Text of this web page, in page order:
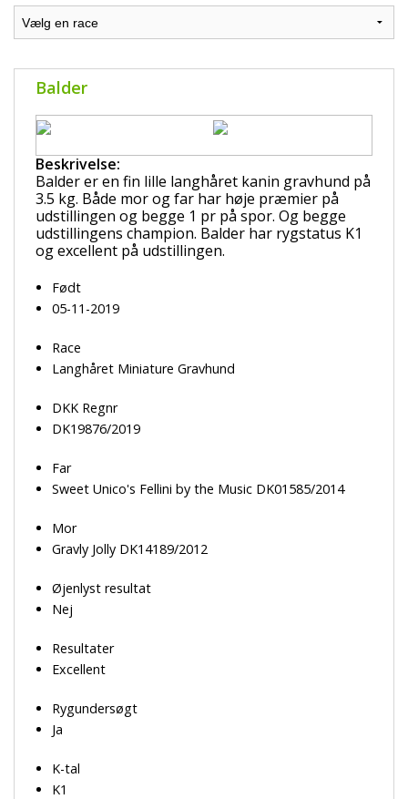
Balder
Beskrivelse:
Balder er en fin lille langhåret kanin gravhund på
3.5 kg. Både mor og far har høje præmier på
udstillingen og begge 1 pr på spor. Og begge
udstillingens champion. Balder har rygstatus K1
og excellent på udstillingen.
Født
05-11-2019
Race
Langhåret Miniature Gravhund
DKK Regnr
DK19876/2019
Far
Sweet Unico's Fellini by the Music DK01585/2014
Mor
Gravly Jolly DK14189/2012
Øjenlyst resultat
Nej
Resultater
Excellent
Rygundersøgt
Ja
K-tal
K1